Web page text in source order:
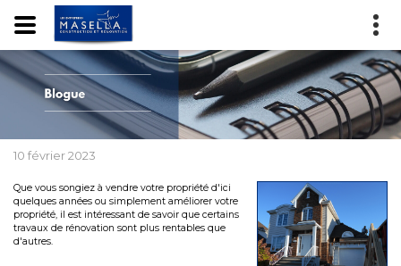
10 février 2023
Que vous songiez à vendre votre propriété d'ici
quelques années ou simplement améliorer votre
propriété, il est intéressant de savoir que certains
travaux de rénovation sont plus rentables que
d'autres.